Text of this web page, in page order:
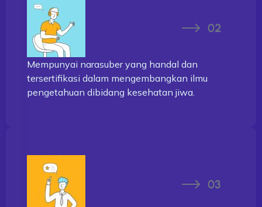
Mempunyai narasuber yang handal dan
tersertifikasi dalam mengembangkan ilmu
pengetahuan dibidang kesehatan jiwa.